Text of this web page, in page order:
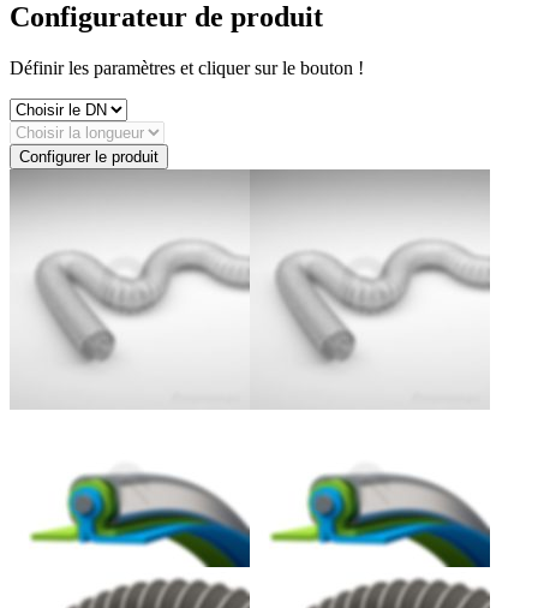
Configurateur de produit
Définir les paramètres et cliquer sur le bouton !
Configurer le produit